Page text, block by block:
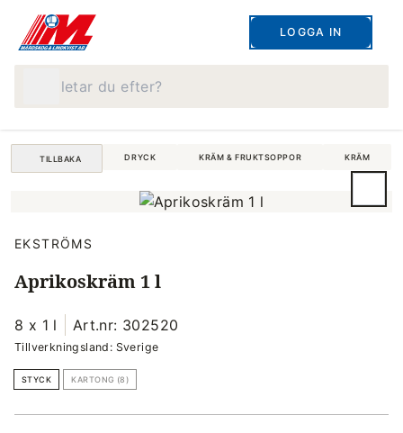
LOGGA IN
TILLBAKA DRYCK KRÄM & FRUKTSOPPOR KRÄM
EKSTRÖMS
Aprikoskräm 1 l
8 x 1 l Art.nr: 302520
Tillverkningsland: Sverige
STYCK KARTONG (8)